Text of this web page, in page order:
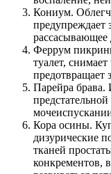
Кониум.
предупреждает
рассасывающее
Феррум
туалет,
предотвращает
Парейра брава.
Кора осины.
дизурические
тканей
конкрементов,